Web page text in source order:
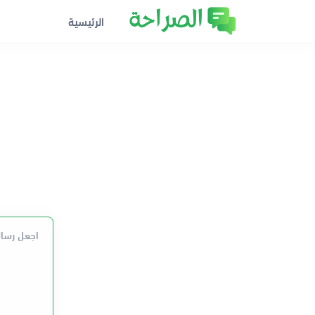
الرئيسية